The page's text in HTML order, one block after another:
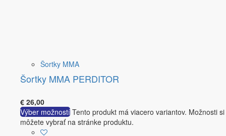
Šortky MMA
Šortky MMA PERDITOR
€ 26,00
Výber možností Tento produkt má viacero variantov. Možnosti si
môžete vybrať na stránke produktu.